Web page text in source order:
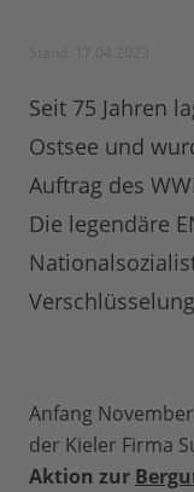
Seit 75 Jahren
Ostsee und
Auftrag des
Die legendäre
Anfang
der Kieler Firma
Aktion zur